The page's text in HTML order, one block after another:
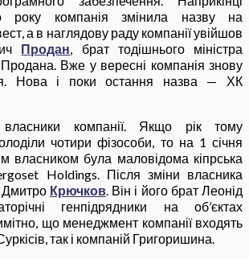
року компанія змінила назву на
а в наглядову раду компанії увійшов
Продан, брат тодішнього міністра
Вже у вересні компанія знову
Нова і поки остання назва — ХК
компанії. Якщо рік тому
чотири фізособи, то на 1 січня
власником була маловідома кіпрська
Holdings. Після зміни власника
Дмитро Крючков. Він і його брат Леонід
генпідрядники на об’єктах
що менеджмент компанії входять
так і компаній Григоришина.